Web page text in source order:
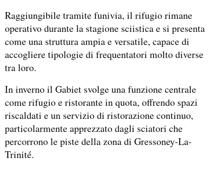
Raggiungibile tramite funivia, il rifugio rimane
operativo durante la stagione sciistica e si presenta
come una struttura ampia e versatile, capace di
accogliere tipologie di frequentatori molto diverse
tra loro.
In inverno il Gabiet svolge una funzione centrale
come rifugio e ristorante in quota, offrendo spazi
riscaldati e un servizio di ristorazione continuo,
particolarmente apprezzato dagli sciatori che
percorrono le piste della zona di Gressoney-La-
Trinité.